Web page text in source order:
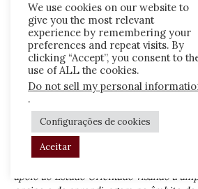
um estudo de caso numa escola
Integral em Sergipe. Revista Científica
147, 2021. Diponível em
https://www.unirios.edu.br/
021/29/
a.pdf>.
GIBBONS, Maurice.The self-directed
challenging adolescent students to
Jossey-Bass, 2002.
Uma
apoio ao Estudo Orientado visando à
We use cookies on our website to
give you the most relevant
experience by remembering your
preferences and repeat visits. By
clicking “Accept”, you consent to
use of ALL the cookies.
Do not sell my personal
.
Configurações de cookies
Aceitar